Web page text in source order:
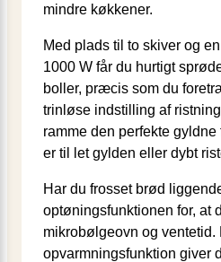
mindre køkkener.
Med plads til to skiver og
1000 W får du hurtigt
boller, præcis som du
trinløse indstilling af
ramme den perfekte gyldne
er til let gylden eller dybt
Har du frosset brød
optøningsfunktionen for, at
mikrobølgeovn og ventetid.
opvarmningsfunktion giver